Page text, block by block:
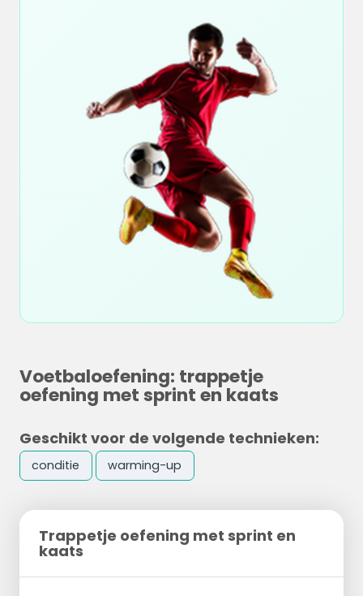
Voetbaloefening: trappetje
oefening met sprint en kaats
Geschikt voor de volgende technieken:
conditie warming-up
Trappetje oefening met sprint en
kaats